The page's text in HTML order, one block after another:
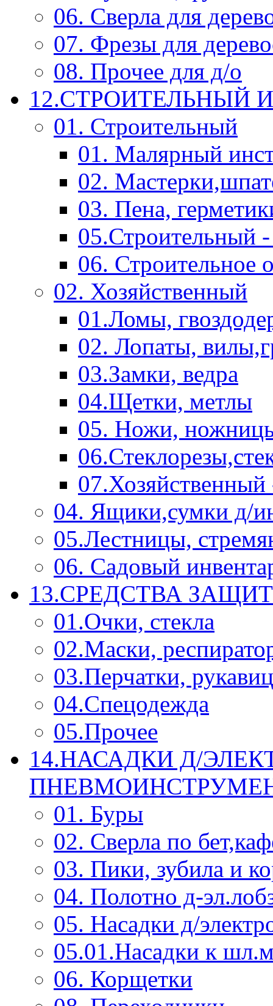
06. Сверла для
07. Фрезы для
08. Прочее для д/о
12.СТРОИТЕЛЬНЫЙ
01. Строительный
01. Малярный
02.
03. Пена,
05.Строительный
06. Строительное
02. Хозяйственный
01.Ломы,
02. Лопаты,
03.Замки, ведра
04.Щетки, метлы
05. Ножи,
07.Хозяйственный
04. Ящики,сумки д/
05.Лестницы,
06. Садовый
13.СРЕДСТВА
01.Очки, стекла
02.Маски,
03.Перчатки,
04.Спецодежда
05.Прочее
14.НАСАДКИ Д/
01. Буры
02. Сверла по
03. Пики, зубила и
04. Полотно д-
05. Насадки д/
05.01.Насадки к
06. Корщетки